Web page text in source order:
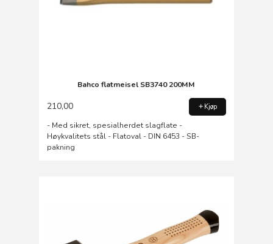
Bahco flatmeisel SB3740 200MM
210,00 Kjøp
- Med sikret, spesialherdet slagflate -
Høykvalitets stål - Flatoval - DIN 6453 - SB-
pakning